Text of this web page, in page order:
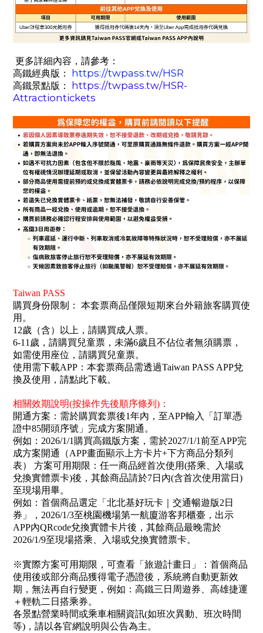
更多詳細內容，請參考：
高鐵經典版：
https://twpass.tw/HSR
高鐵景點版：
https://twpass.tw/HSR-
Attractiontickets
Taiwan PASS
購買身份限制： 本套票商品僅限短期來台外籍旅客購買使
用。
12歲（含）以上，請購買成人票。
6-11歲，請購買兒童票，未滿6歲且不佔位者無須購票，
如需使用座位，請購買兒童票。
使用需下載APP：本套票商品需透過Taiwan PASS APP兌
換及使用，請點此下載。
相關效期說明(按操作先後順序條列)：
開通方案：需於購買套票後1年內，至APP輸入「訂單憑
證中85開頭序號」完成方案開通。
例如：2026/1/1購買高鐵版方案，需於2027/1/1前至APP完
成方案開通（APP畫面顯示上方卡片+下方商品分類列
表） 方案可用期限：任一商品經首次使用(搭乘、入場或
兌換實體票卡)後，其餘商品請於7日內(含首次使用當日)
至現場用畢。
例如：首個商品選定「北北基好玩卡｜交通暢遊版2日
券」，2026/1/3至桃園機場第一航廈游客邦櫃臺，出示
APP內QRcode兌換實體卡片後，其餘商品最晚需於
2026/1/9至現場搭乘、入場或兌換實體票卡。
※實際方案可用期限，可查看「旅遊計畫日」：首個商品
使用後或部分商品獲得電子憑證後，系統將自動更新效
期，無法再自行變更，例如：高鐵三日周遊券、高雄捷運
＋輕軌二日搭乘券。
各景點營業時間或乘車相關資訊(如班次異動、班次時間
等)，請以各官網說明與公告為主。